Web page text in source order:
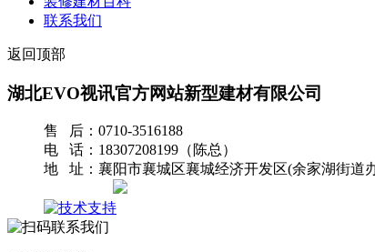
联系我们
返回顶部
湖北EVO视讯官方网站新型建材有限公司
售 后：0710-3516188
电 话：18307208199（陈总）
地 址：襄阳市襄城区襄城经济开发区(余家湖街道